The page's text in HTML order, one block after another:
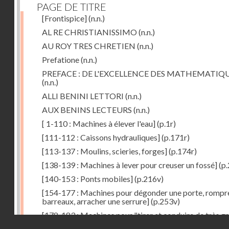
PAGE DE TITRE
[Frontispice](n.n.)
AL RE CHRISTIANISSIMO (n.n.)
AU ROY TRES CHRETIEN (n.n.)
Prefatione(n.n.)
PREFACE : DE L'EXCELLENCE DES
(n.n.)
ALLI BENINI LETTORI (n.n.)
AUX BENINS LECTEURS (n.n.)
[ 1-110 : Machines à élever l'eau](p.1r)
[111-112 : Caissons hydrauliques](p.171r)
[113-137 : Moulins, scieries, forges](p.174r)
[138-139 : Machines à lever pour creuser un fossé]
[140-153 : Ponts mobiles](p.216v)
[154-177 : Machines pour dégonder une porte,
barreaux, arracher une serrure](p.253v)
[178-183 : Machines pour "tirer et conduire de très